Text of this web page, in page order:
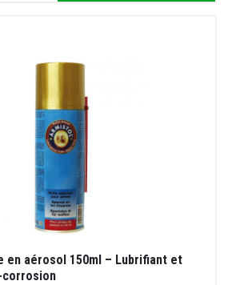
en aérosol 150ml – Lubrifiant et